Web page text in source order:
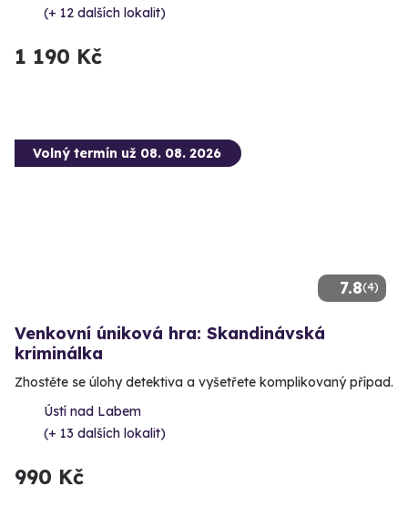
(+ 12 dalších lokalit)
1 190 Kč
7.8(4)
Volný termín už 08. 08. 2026
Venkovní úniková hra: Skandinávská
kriminálka
Zhostěte se úlohy detektiva a vyšetřete komplikovaný případ.
Ústí nad Labem
(+ 13 dalších lokalit)
990 Kč